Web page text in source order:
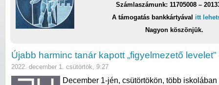
Számlaszámunk: 11705008 –
A támogatás bankkártyával itt
Nagyon köszönjük.
Újabb harminc tanár kapott „figyelmezető
2022. december 1. csütörtök, 9:27
December 1-jén, csütörtökön, több